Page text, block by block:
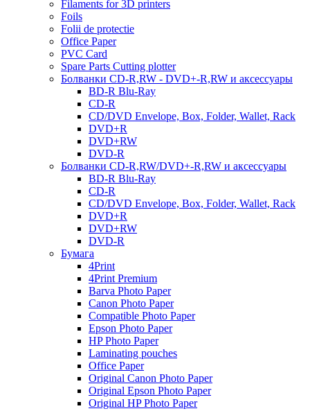
Filaments for 3D printers
Foils
Folii de protectie
Office Paper
PVC Card
Spare Parts Cutting plotter
Болванки CD-R,RW - DVD+-R,RW и аксессуары
BD-R Blu-Ray
CD-R
CD/DVD Envelope, Box, Folder, Wallet, Rack
DVD+R
DVD+RW
DVD-R
Болванки CD-R,RW/DVD+-R,RW и аксессуары
BD-R Blu-Ray
CD-R
CD/DVD Envelope, Box, Folder, Wallet, Rack
DVD+R
DVD+RW
DVD-R
Бумага
4Print
4Print Premium
Barva Photo Paper
Canon Photo Paper
Compatible Photo Paper
Epson Photo Paper
HP Photo Paper
Laminating pouches
Office Paper
Original Canon Photo Paper
Original Epson Photo Paper
Original HP Photo Paper